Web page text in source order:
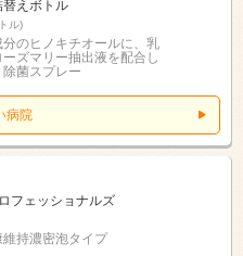
えボトル
ル)
分のヒノキチオールに、乳
ズマリー抽出液を配合し
菌スプレー
病院
フェッショナルズ
持濃密泡タイプ